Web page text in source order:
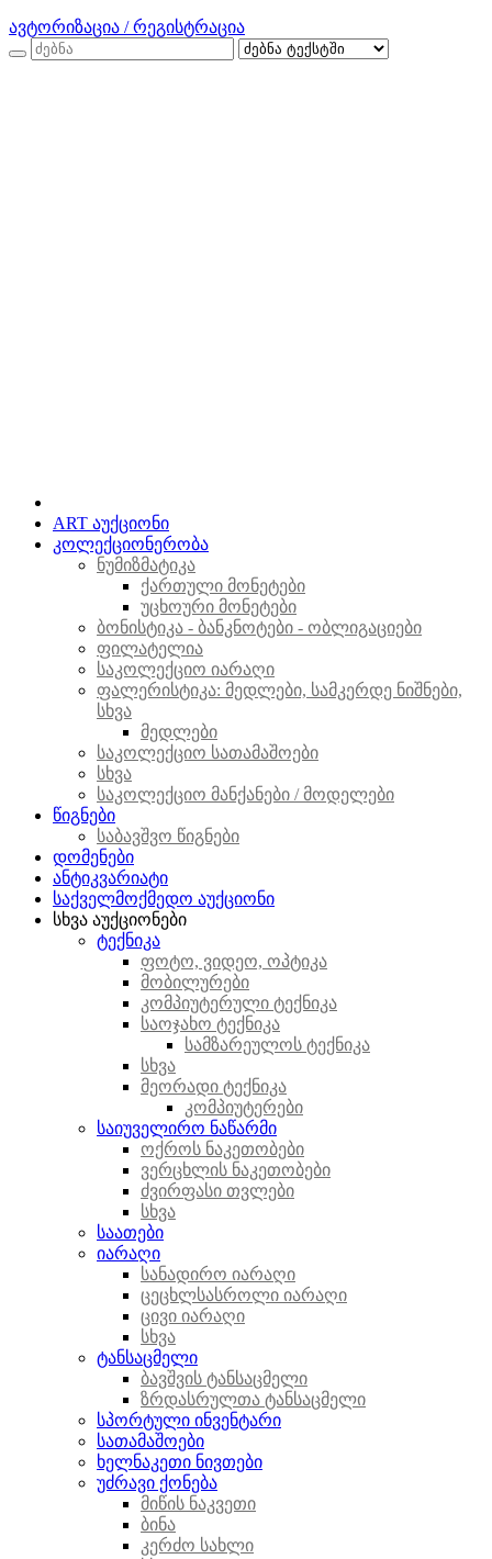
ავტორიზაცია / რეგისტრაცია
ART აუქციონი
კოლექციონერობა
ნუმიზმატიკა
ქართული მონეტები
უცხოური მონეტები
ბონისტიკა - ბანკნოტები - ობლიგაციები
ფილატელია
საკოლექციო იარაღი
ფალერისტიკა: მედლები, სამკერდე ნიშნები,
სხვა
მედლები
საკოლექციო სათამაშოები
სხვა
საკოლექციო მანქანები / მოდელები
წიგნები
საბავშვო წიგნები
დომენები
ანტიკვარიატი
საქველმოქმედო აუქციონი
სხვა აუქციონები
ტექნიკა
ფოტო, ვიდეო, ოპტიკა
მობილურები
კომპიუტერული ტექნიკა
საოჯახო ტექნიკა
სამზარეულოს ტექნიკა
სხვა
მეორადი ტექნიკა
კომპიუტერები
საიუველირო ნაწარმი
ოქროს ნაკეთობები
ვერცხლის ნაკეთობები
ძვირფასი თვლები
სხვა
საათები
იარაღი
სანადირო იარაღი
ცეცხლსასროლი იარაღი
ცივი იარაღი
სხვა
ტანსაცმელი
ბავშვის ტანსაცმელი
ზრდასრულთა ტანსაცმელი
სპორტული ინვენტარი
სათამაშოები
ხელნაკეთი ნივთები
უძრავი ქონება
მიწის ნაკვეთი
ბინა
კერძო სახლი